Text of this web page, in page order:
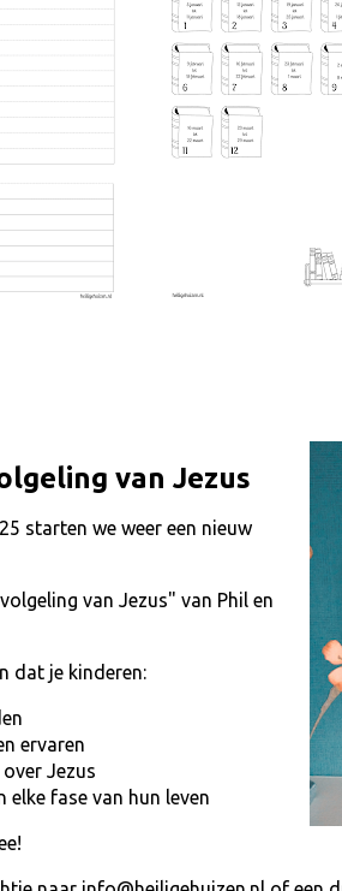
van Jezus
starten we weer een nieuw
van Jezus" van Phil en
dat je kinderen:
ervaren
Jezus
elke fase van hun leven